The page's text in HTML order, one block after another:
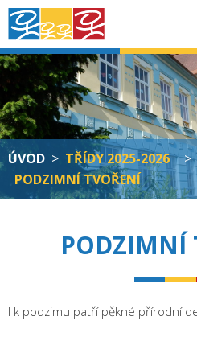
ÚVOD > TŘÍDY 2025-2026 >
PODZIMNÍ TVOŘENÍ
PODZIMNÍ
I k podzimu patří pěkné přírodní